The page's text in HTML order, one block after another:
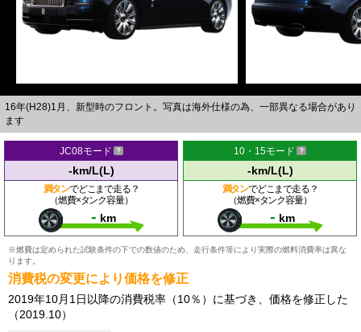
16年(H28)1月、新型時のフロント。写真は海外仕様の為、一部異なる場合があり
ます
JC08モード
-km/L(L)
満タンでどこまで走る？
（燃費×タンク容量）
- km
10・15モード
-km/L(L)
満タンでどこまで走る？
（燃費×タンク容量）
- km
※燃費は定められた試験条件の下での数値のため、走行条件等により実際の燃料消費率は異な
ります。
消費税の変更により価格を修正
2019年10月1日以降の消費税率（10％）に基づき、価格を修正した
（2019.10）